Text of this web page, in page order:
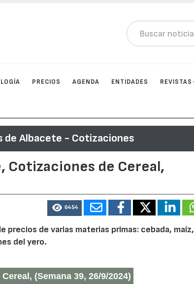
PRECIOS AGENDA ENTIDADES REVISTAS
de Albacete - Cotizaciones
Cotizaciones de Cereal,
6454
precios de varias materias primas: cebada, maíz,
del yero.
(Semana 39, 26/9/2024)